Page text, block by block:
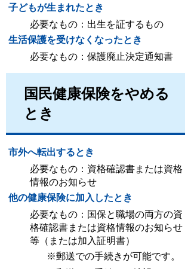
子どもが生まれたとき
必要なもの：出生を証するもの
生活保護を受けなくなったとき
必要なもの：保護廃止決定通知書
国民健康保険をやめる
とき
市外へ転出するとき
必要なもの：資格確認書または資格
情報のお知らせ
他の健康保険に加入したとき
必要なもの：国保と職場の両方の資
格確認書または資格情報のお知らせ
等（または加入証明書）
※郵送での手続きが可能です。